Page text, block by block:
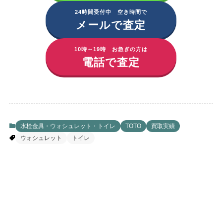
24時間受付中 空き時間で
メールで査定
10時～19時 お急ぎの方は
電話で査定
水栓金具・ウォシュレット・トイレ TOTO
買取実績
ウォシュレット
トイレ